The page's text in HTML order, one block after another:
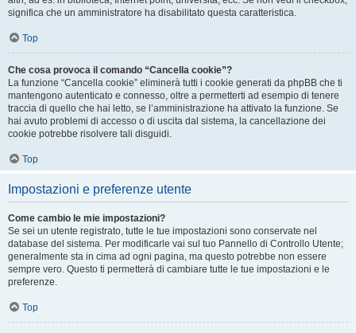
significa che un amministratore ha disabilitato questa caratteristica.
Top
Che cosa provoca il comando “Cancella cookie”?
La funzione “Cancella cookie” eliminerà tutti i cookie generati da phpBB che ti
mantengono autenticato e connesso, oltre a permetterti ad esempio di tenere
traccia di quello che hai letto, se l’amministrazione ha attivato la funzione. Se
hai avuto problemi di accesso o di uscita dal sistema, la cancellazione dei
cookie potrebbe risolvere tali disguidi.
Top
Impostazioni e preferenze utente
Come cambio le mie impostazioni?
Se sei un utente registrato, tutte le tue impostazioni sono conservate nel
database del sistema. Per modificarle vai sul tuo Pannello di Controllo Utente;
generalmente sta in cima ad ogni pagina, ma questo potrebbe non essere
sempre vero. Questo ti permetterà di cambiare tutte le tue impostazioni e le
preferenze.
Top